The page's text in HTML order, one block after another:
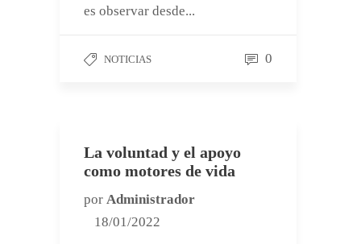
es observar desde...
NOTICIAS 0
La voluntad y el apoyo
como motores de vida
por Administrador
18/01/2022